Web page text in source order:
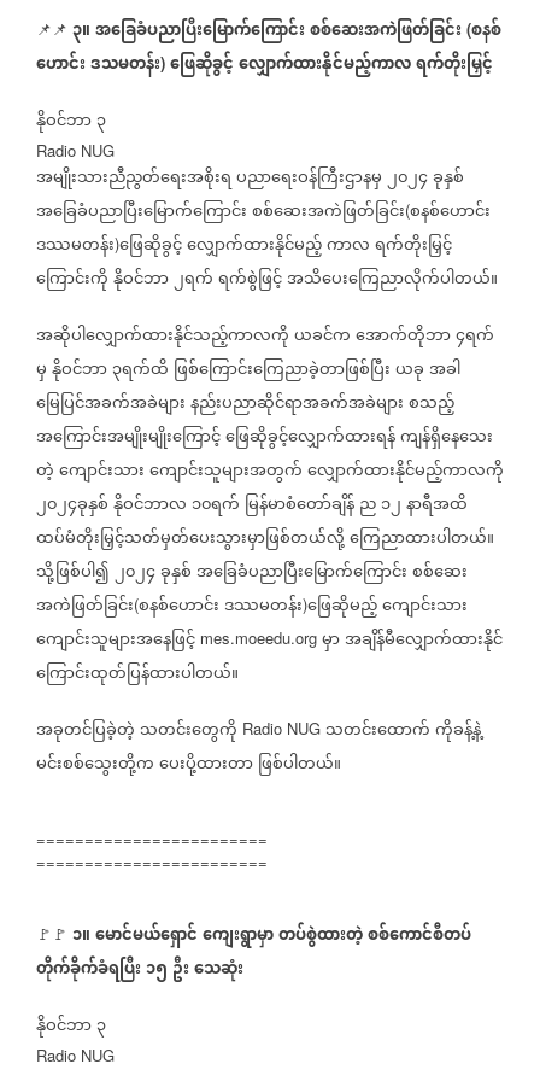
📌📌 ၃။အခြေခံပညာပြီးမြောက်ကြောင်းစစ်ဆေးအကဲဖြတ်ခြင်း (စနစ်
ဟောင်းဒသမတန်း) ဖြေဆိုခွင့်လျှောက်ထားနိုင်မည့်ကာလရက်တိုးမြှင့်
နိုဝင်ဘာ၃
Radio NUG
အမျိုးသားညီညွတ်ရေးအစိုးရပညာရေးဝန်ကြီးဌာနမှ၂၀၂၄ခုနှစ်
အခြေခံပညာပြီးမြောက်ကြောင်းစစ်ဆေးအကဲဖြတ်ခြင်း(စနစ်ဟောင်း
ဒဿမတန်း)ဖြေဆိုခွင့်လျှောက်ထားနိုင်မည့်ကာလရက်တိုးမြှင့်
ကြောင်းကိုနိုဝင်ဘာ၂ရက်ရက်စွဲဖြင့်အသိပေးကြေညာလိုက်ပါတယ်။
အဆိုပါလျှောက်ထားနိုင်သည့်ကာလကိုယခင်ကအောက်တိုဘာ၄ရက်
မှနိုဝင်ဘာ၃ရက်ထိ ဖြစ်ကြောင်းကြေညာခဲ့တာဖြစ်ပြီးယခုအခါ
မြေပြင်အခက်အခဲများနည်းပညာဆိုင်ရာအခက်အခဲများစသည့်
အကြောင်းအမျိုးမျိုးကြောင့်ဖြေဆိုခွင့်လျှောက်ထားရန်ကျန်ရှိနေသေး
တဲ့ကျောင်းသားကျောင်းသူများအတွက်လျှောက်ထားနိုင်မည့်ကာလကို
၂၀၂၄ခုနှစ်နိုဝင်ဘာလ ၁၀ရက် မြန်မာစံတော်ချိန်ည၁၂နာရီအထိ
ထပ်မံတိုးမြှင့်သတ်မှတ်ပေးသွားမှာဖြစ်တယ်လို့ကြေညာထားပါတယ်။
သို့ဖြစ်ပါ၍၂၀၂၄ခုနှစ်အခြေခံပညာပြီးမြောက်ကြောင်းစစ်ဆေး
အကဲဖြတ်ခြင်း(စနစ်ဟောင်းဒဿမတန်း)ဖြေဆိုမည့်ကျောင်းသား
ကျောင်းသူများအနေဖြင့် mes.moeedu.org မှာအချိန်မီလျှောက်ထားနိုင်
ကြောင်းထုတ်ပြန်ထားပါတယ်။
အခုတင်ပြခဲ့တဲ့ သတင်းတွေကို Radio NUG သတင်းထောက်ကိုခန့်နဲ့
မင်းစစ်သွေးတို့ကပေးပို့ထားတာဖြစ်ပါတယ်။
========================
========================
🚩🚩 ၁။မောင်မယ်ရှောင်ကျေးရွာမှာတပ်စွဲထားတဲ့စစ်ကောင်စီတပ်
တိုက်ခိုက်ခံရပြီး၁၅ ဦးသေဆုံး
နိုဝင်ဘာ၃
Radio NUG